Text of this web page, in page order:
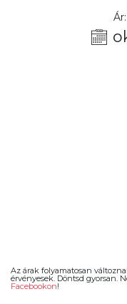
Ár:
Az árak folyamatosan
érvényesek. Döntsd gyorsan.
Facebookon!